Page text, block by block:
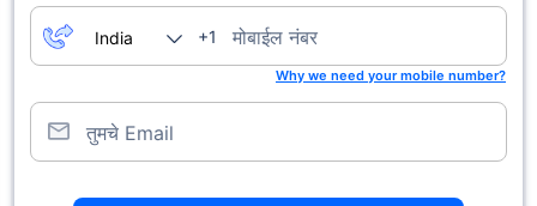
+1 मोबाईल नंबर
Why we need your mobile number?
तुमचे Email